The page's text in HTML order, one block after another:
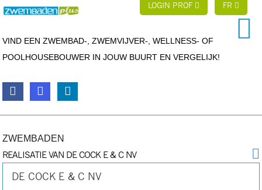
LOGIN PROF FR
VIND EEN ZWEMBAD-, ZWEMVIJVER-, WELLNESS- OF
POOLHOUSEBOUWER IN JOUW BUURT EN VERGELIJK!
ZWEMBADEN
REALISATIE VAN DE COCK E & C NV
DE COCK E & C NV